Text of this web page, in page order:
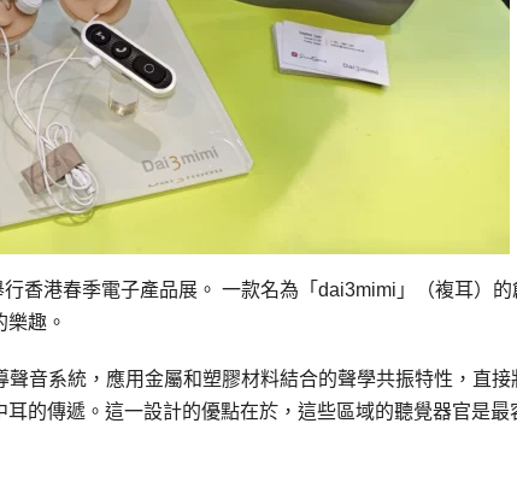
香港春季電子產品展。 一款名為「dai3mimi」（複耳）的
趣。
聲音系統，應用金屬和塑膠材料結合的聲學共振特性，直接
的傳遞。這一設計的優點在於，這些區域的聽覺器官是最